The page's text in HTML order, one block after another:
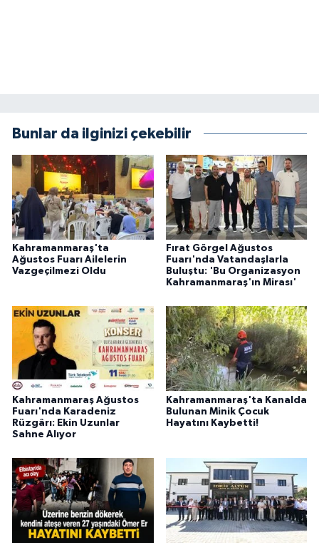
Bunlar da ilginizi çekebilir
Kahramanmaraş'ta
Ağustos Fuarı Ailelerin
Vazgeçilmezi Oldu
Fırat Görgel Ağustos
Fuarı'nda Vatandaşlarla
Buluştu: 'Bu Organizasyon
Kahramanmaraş'ın Mirası'
Kahramanmaraş Ağustos
Fuarı'nda Karadeniz
Rüzgârı: Ekin Uzunlar
Sahne Alıyor
Kahramanmaraş'ta Kanalda
Bulunan Minik Çocuk
Hayatını Kaybetti!
Genel
Politika
YEREL
BİLİM TEKNOLOJİ
ASAYİŞ
SEÇİM 2015
ÇEVRE
BİLİM VE TEKNOLOJİ
YARIŞMALAR